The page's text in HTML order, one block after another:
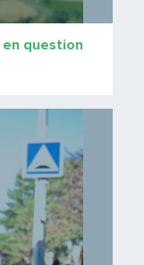
en question